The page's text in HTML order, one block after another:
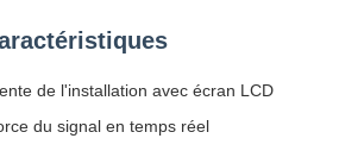
de l'installation avec écran LCD
du signal en temps réel